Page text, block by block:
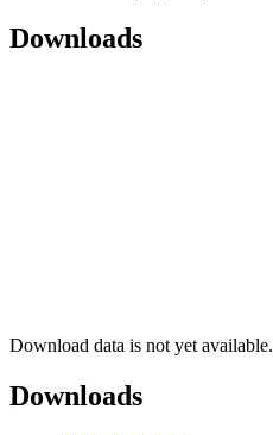
Downloads
Download data is not yet available.
Downloads